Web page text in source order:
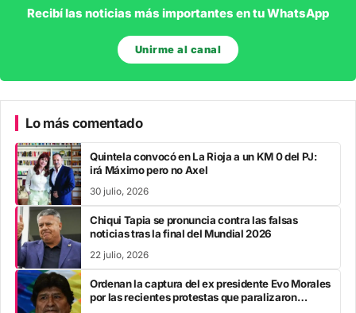
Recibí las noticias más importantes en tu WhatsApp
Unirme al canal
Lo más comentado
Quintela convocó en La Rioja a un KM 0 del PJ:
irá Máximo pero no Axel
30 julio, 2026
Chiqui Tapia se pronuncia contra las falsas
noticias tras la final del Mundial 2026
22 julio, 2026
Ordenan la captura del ex presidente Evo Morales
por las recientes protestas que paralizaron